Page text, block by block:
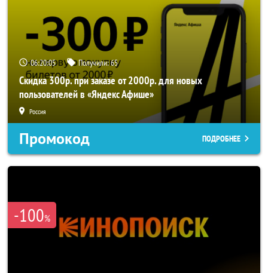
06:20:05 Получили:65
Скидка 300р. при заказе от 2000р. для новых
пользователей в «Яндекс Афише»
Россия
Промокод ПОДРОБНЕЕ
-100%